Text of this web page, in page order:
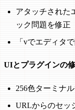
アタッチされた
ック問題を修正
「vでエディタ
UIとプラグインの修
256色ターミナ
URLからのセ